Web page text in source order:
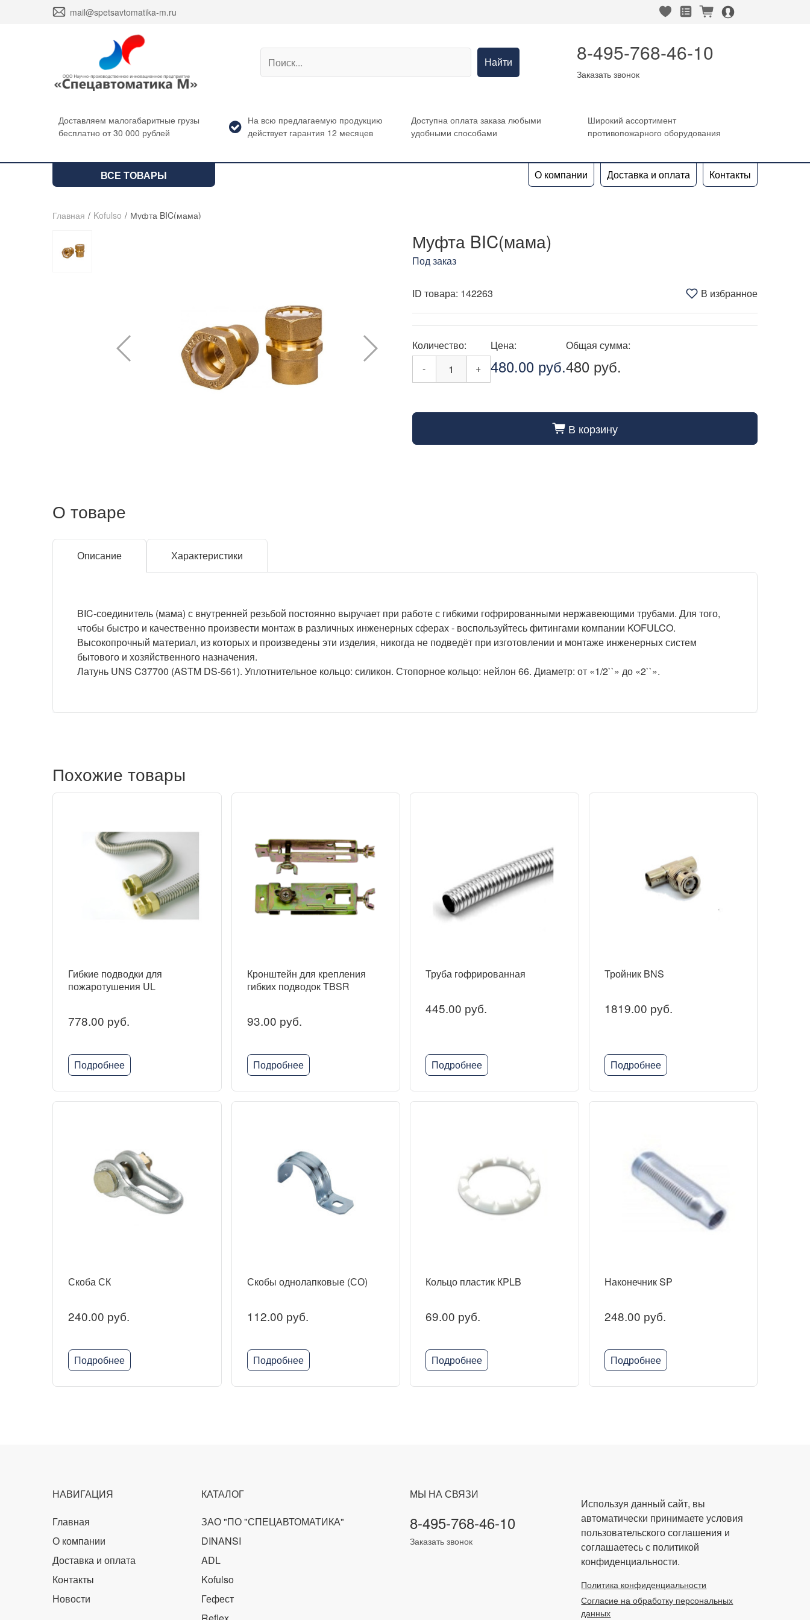
envelope mail@spetsavtomatika-m.ru heart_fill square_favorites_fill cart_fill person_alt_circle_fill
Найти 8-495-768-46-10
Заказать звонок
Доставляем малогабаритные грузы
бесплатно от 30 000 рублей
На всю предлагаемую продукцию
действует гарантия 12 месяцев
Доступна оплата заказа любыми
удобными способами
Широкий ассортимент
противопожарного оборудования
ВСЕ ТОВАРЫ О компании Доставка и оплата Контакты
Главная / Kofulso / Муфта BIC(мама)
Муфта BIC(мама)
Под заказ
ID товара: 142263 В избранное
Количество:
-
+
Цена:
480.00 руб.
Общая сумма:
480 руб.
cart_fill В корзину
О товаре
Описание Характеристики
BIC-соединитель (мама) с внутренней резьбой постоянно выручает при работе с гибкими гофрированными нержавеющими трубами. Для того,
чтобы быстро и качественно произвести монтаж в различных инженерных сферах - воспользуйтесь фитингами компании KOFULCO.
Высокопрочный материал, из которых и произведены эти изделия, никогда не подведёт при изготовлении и монтаже инженерных систем
бытового и хозяйственного назначения.
Латунь UNS C37700 (ASTM DS-561). Уплотнительное кольцо: силикон. Стопорное кольцо: нейлон 66. Диаметр: от «1/2``» до «2``».
Похожие товары
Гибкие подводки для
пожаротушения UL
778.00 руб.
Подробнее
Кронштейн для крепления
гибких подводок TBSR
93.00 руб.
Подробнее
Труба гофрированная
445.00 руб.
Подробнее
Тройник BNS
1819.00 руб.
Подробнее
Скоба СК
240.00 руб.
Подробнее
Скобы однолапковые (СО)
112.00 руб.
Подробнее
Кольцо пластик КPLB
69.00 руб.
Подробнее
Наконечник SP
248.00 руб.
Подробнее
НАВИГАЦИЯ
Главная
О компании
Доставка и оплата
Контакты
Новости
КАТАЛОГ
ЗАО "ПО "СПЕЦАВТОМАТИКА"
DINANSI
ADL
Kofulso
Гефест
МЫ НА СВЯЗИ
8-495-768-46-10
Заказать звонок
Используя данный сайт, вы
автоматически принимаете условия
пользовательского соглашения и
соглашаетесь с политикой
конфиденциальности.
Политика конфиденциальности
Согласие на обработку персональных
данных